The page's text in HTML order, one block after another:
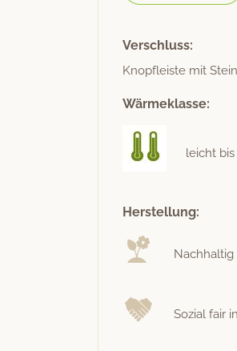
Verschluss:
Knopfleiste mit
Wärmeklasse:
leicht
Herstellung:
Sozial fair